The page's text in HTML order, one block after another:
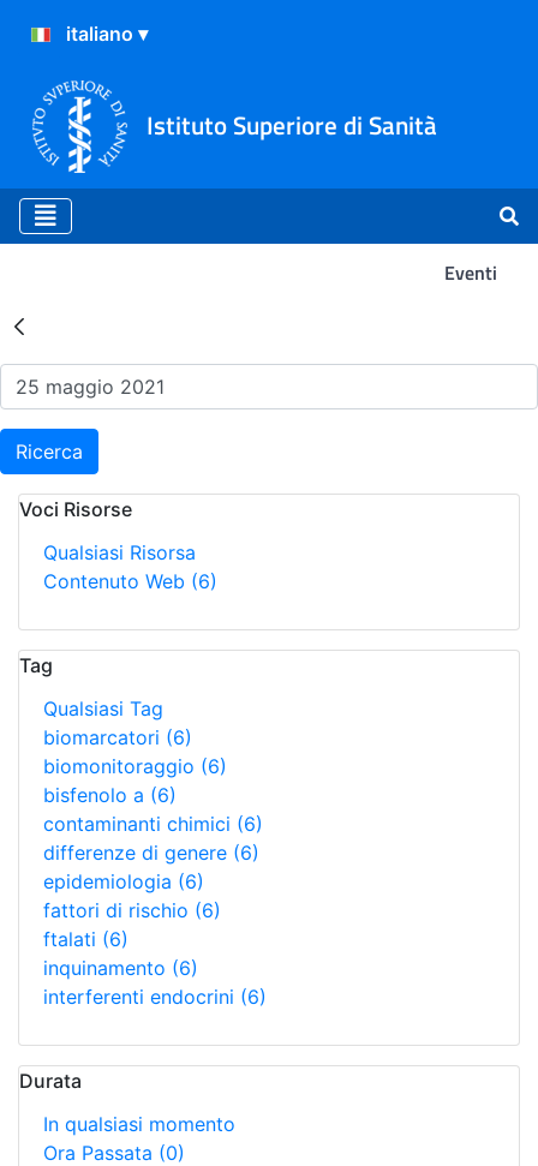
Istituto Superiore di Sanità
Eventi
Risultati della Ricerca -
Ricerca
Voci Risorse
Qualsiasi Risorsa
Contenuto Web (6)
Tag
Qualsiasi Tag
biomarcatori (6)
biomonitoraggio (6)
bisfenolo a (6)
contaminanti chimici (6)
differenze di genere (6)
epidemiologia (6)
fattori di rischio (6)
ftalati (6)
inquinamento (6)
interferenti endocrini (6)
Durata
In qualsiasi momento
Ora Passata (0)